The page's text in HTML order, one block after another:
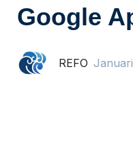
Google
REFO